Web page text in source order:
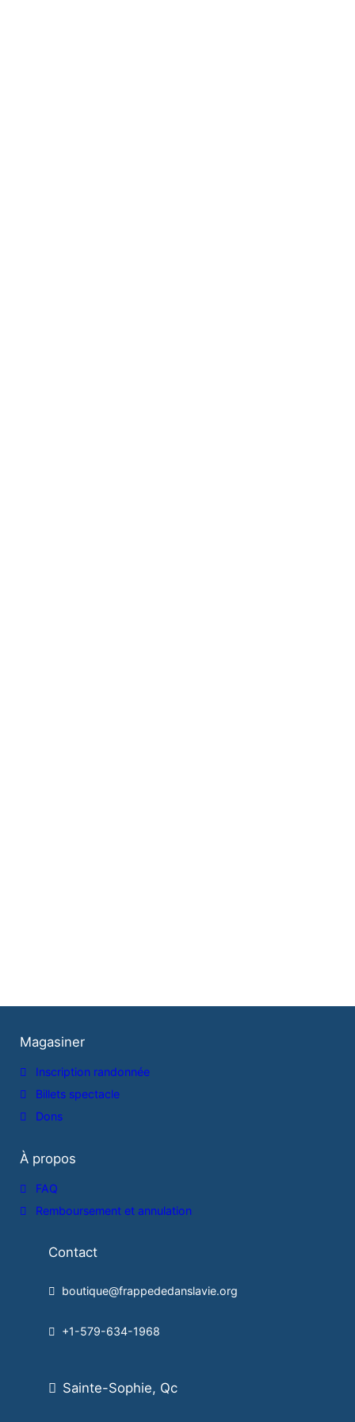
Magasiner
Inscription randonnée
Billets spectacle
Dons
À propos
FAQ
Remboursement et annulation
Contact
boutique@frappededanslavie.org
+1-579-634-1968
Sainte-Sophie, Qc